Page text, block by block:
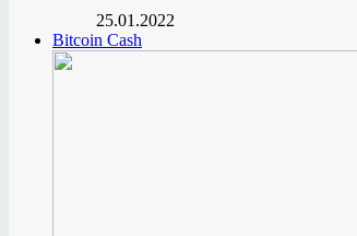
25.01.2022
Bitcoin Cash